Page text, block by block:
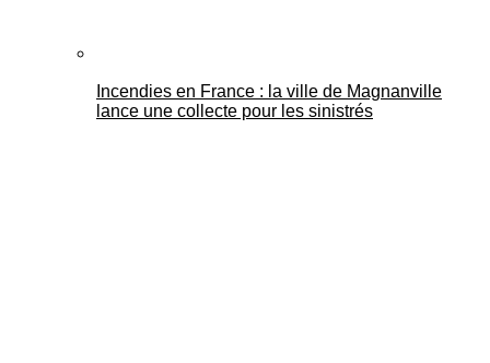
Incendies en France : la ville de Magnanville
lance une collecte pour les sinistrés